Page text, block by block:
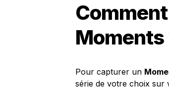
Moments
Pour capturer un
série de votre choix sur